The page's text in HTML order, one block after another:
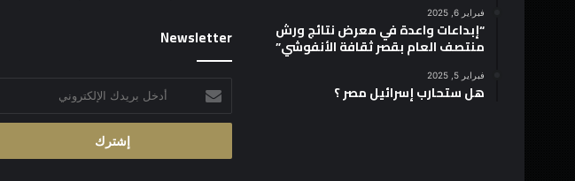
فبراير 6, 2025
“إبداعات واعدة في معرض نتائج ورش
منتصف العام بقصر ثقافة الأنفوشي”
فبراير 5, 2025
هل ستحارب إسرائيل مصر ؟
Newsletter
بريدك
الإلكتروني